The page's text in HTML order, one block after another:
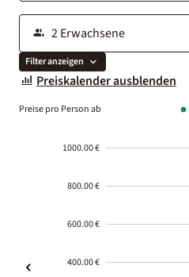
Filter anzeigen
Preiskalender ausblenden
Preise pro Person ab
1000.00 €
800.00 €
600.00 €
400.00 €